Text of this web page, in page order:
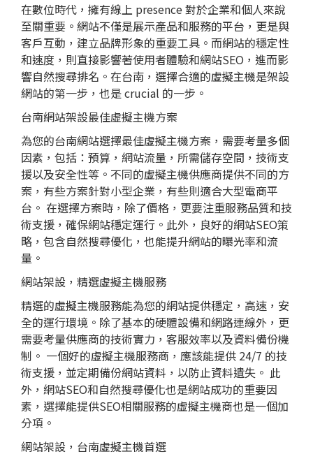
在數位時代，擁有線上 presence 對於企業和個人來說
至關重要。網站不僅是展示產品和服務的平台，更是與
客戶互動，建立品牌形象的重要工具。而網站的穩定性
和速度，則直接影響著使用者體驗和網站SEO ，進而影
響自然搜尋排名。在台南，選擇合適的虛擬主機是架設
網站的第一步，也是 crucial 的一步。
台南網站架設最佳虛擬主機方案
為您的台南網站選擇最佳虛擬主機方案，需要考量多個
因素，包括：預算，網站流量，所需儲存空間，技術支
援以及安全性等。不同的虛擬主機供應商提供不同的方
案，有些方案針對小型企業，有些則適合大型電商平
台。 在選擇方案時，除了價格，更要注重服務品質和技
術支援，確保網站穩定運行。此外，良好的網站SEO策
略，包含自然搜尋優化，也能提升網站的曝光率和流
量。
網站架設，精選虛擬主機服務
精選的虛擬主機服務能為您的網站提供穩定，高速，安
全的運行環境。除了基本的硬體設備和網路連線外，更
需要考量供應商的技術實力，客服效率以及資料備份機
制。 一個好的虛擬主機服務商，應該能提供 24/7 的技
術支援，並定期備份網站資料，以防止資料遺失。 此
外，網站SEO和自然搜尋優化也是網站成功的重要因
素，選擇能提供SEO相關服務的虛擬主機商也是一個加
分項。
網站架設，台南虛擬主機首選